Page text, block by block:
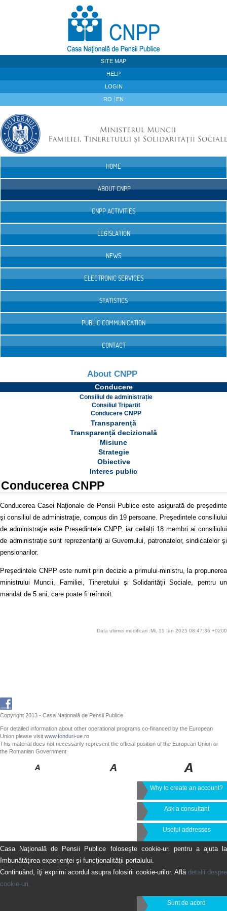
SITE MAP
HELP
LOGIN
RO EN
HOME
ABOUT CNPP
CNPP ACTIVITIES
LEGISLATION
NEWS
ELECTRONIC SERVICES
STATISTICS
PUBLIC COMMUNICATION
CONTACT
About CNPP
Conducere
Consiliul de administrație
Consiliul Tripartit
Conducere CNPP
Transparență
Transparență decizională
Misiune
Strategie
Obiective
Interes public
Conducerea CNPP
Conducerea Casei Naţionale de Pensii Publice este asigurată de preşedinte
şi consiliul de administraţie, compus din 19 persoane. Preşedintele consiliului
de administraţie este Președintele CNPP, iar ceilalți 18 membri ai consiliului
de administrație sunt reprezentanţi ai Guvernului, patronatelor, sindicatelor şi
pensionarilor.
Preşedintele CNPP este numit prin decizie a primului-ministru, la propunerea
ministrului Muncii, Familiei, Tineretului şi Solidarității Sociale, pentru un
mandat de 5 ani, care poate fi reînnoit.
Data ultimei modificari :Mi, 15 Ian 2025 08:47:36 +0200
Copyright 2013 - Casa Națională de Pensii Publice
For detailed information about other operational programs co-financed by the European
Union please visit www.fonduri-ue.ro
This material does not necessarily represent the official position of the European Union or
the Romanian Government
Why to create an account?
Ask a consultant
Useful addresses
Casa Naţională de Pensii Publice foloseşte cookie-uri pentru a ajuta la
îmbunătăţirea experienţei şi funcţionalităţii portalului.
Continuând, îţi exprimi acordul asupra folosirii cookie-urilor. Află detalii despre
cookie-uri.
Sunt de acord